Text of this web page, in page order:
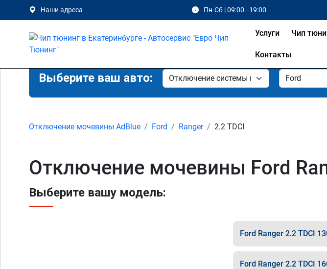
Наши адреса Пн-Сб | 09:00 - 19:00
Услуги Чип
Контакты
Выберите ваш авто:
Отключение мочевины AdBlue Ford Ranger 2.2 TDCI
Отключение мочевины Ford
Выберите вашу модель:
Ford Ranger 2.2 TDCI
Ford Ranger 2.2 TDCI